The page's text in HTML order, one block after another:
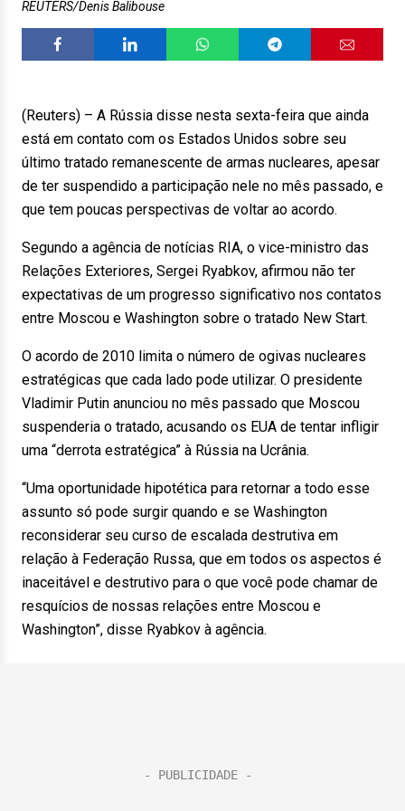
REUTERS/Denis Balibouse
(Reuters) – A Rússia disse nesta sexta-feira que ainda
está em contato com os Estados Unidos sobre seu
último tratado remanescente de armas nucleares, apesar
de ter suspendido a participação nele no mês passado, e
que tem poucas perspectivas de voltar ao acordo.
Segundo a agência de notícias RIA, o vice-ministro das
Relações Exteriores, Sergei Ryabkov, afirmou não ter
expectativas de um progresso significativo nos contatos
entre Moscou e Washington sobre o tratado New Start.
O acordo de 2010 limita o número de ogivas nucleares
estratégicas que cada lado pode utilizar. O presidente
Vladimir Putin anunciou no mês passado que Moscou
suspenderia o tratado, acusando os EUA de tentar infligir
uma “derrota estratégica” à Rússia na Ucrânia.
“Uma oportunidade hipotética para retornar a todo esse
assunto só pode surgir quando e se Washington
reconsiderar seu curso de escalada destrutiva em
relação à Federação Russa, que em todos os aspectos é
inaceitável e destrutivo para o que você pode chamar de
resquícios de nossas relações entre Moscou e
Washington”, disse Ryabkov à agência.